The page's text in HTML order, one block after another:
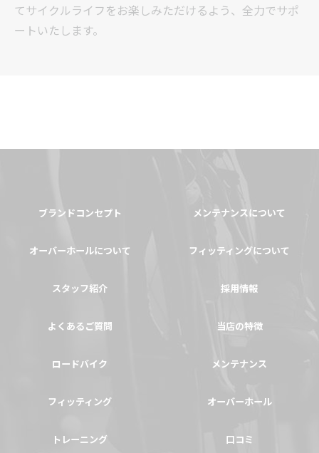
てサイクルライフをお楽しみただけるよう、全力でサポ
ートいたします。
ブランドコンセプト メンテナンスについて
オーバーホールについて フィッティングについて
スタッフ紹介 採用情報
よくあるご質問 当店の特徴
ロードバイク メンテナンス
フィッティング オーバーホール
トレーニング 口コミ